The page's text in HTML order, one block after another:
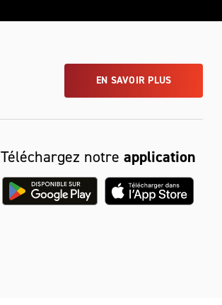
EN SAVOIR PLUS
Téléchargez notre application